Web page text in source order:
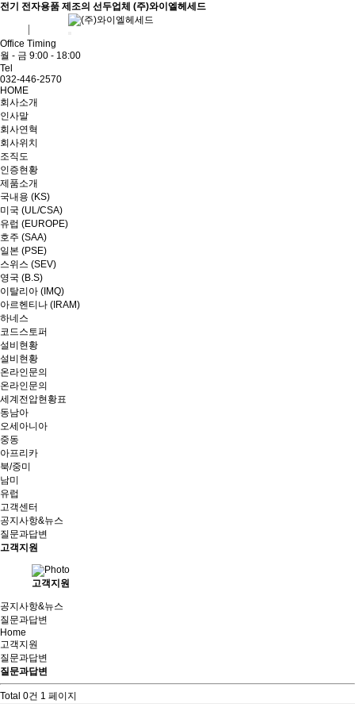
전기 전자용품 제조의 선두업체 (주)와이엘헤세드
Office Timing
월 - 금 9:00 - 18:00
Tel
032-446-2570
HOME
회사소개
인사말
회사연혁
회사위치
조직도
인증현황
제품소개
국내용 (KS)
미국 (UL/CSA)
유럽 (EUROPE)
호주 (SAA)
일본 (PSE)
스위스 (SEV)
영국 (B.S)
이탈리아 (IMQ)
아르헨티나 (IRAM)
하네스
코드스토퍼
설비현황
설비현황
온라인문의
온라인문의
세계전압현황표
동남아
오세아니아
중동
아프리카
북/중미
남미
유럽
고객센터
공지사항&뉴스
질문과답변
고객지원
고객지원
공지사항&뉴스
질문과답변
Home
고객지원
질문과답변
질문과답변
Total 0건 1 페이지